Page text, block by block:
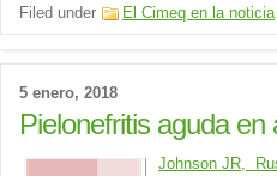
Filed under
El Cimeq en la noticia
5 enero, 2018
Pielonefritis aguda en
Johnson JR,